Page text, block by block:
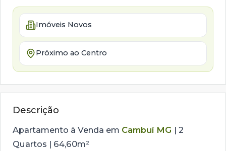
Imóveis Novos
Próximo ao Centro
Descrição
Apartamento à Venda em Cambuí MG | 2
Quartos | 64,60m²